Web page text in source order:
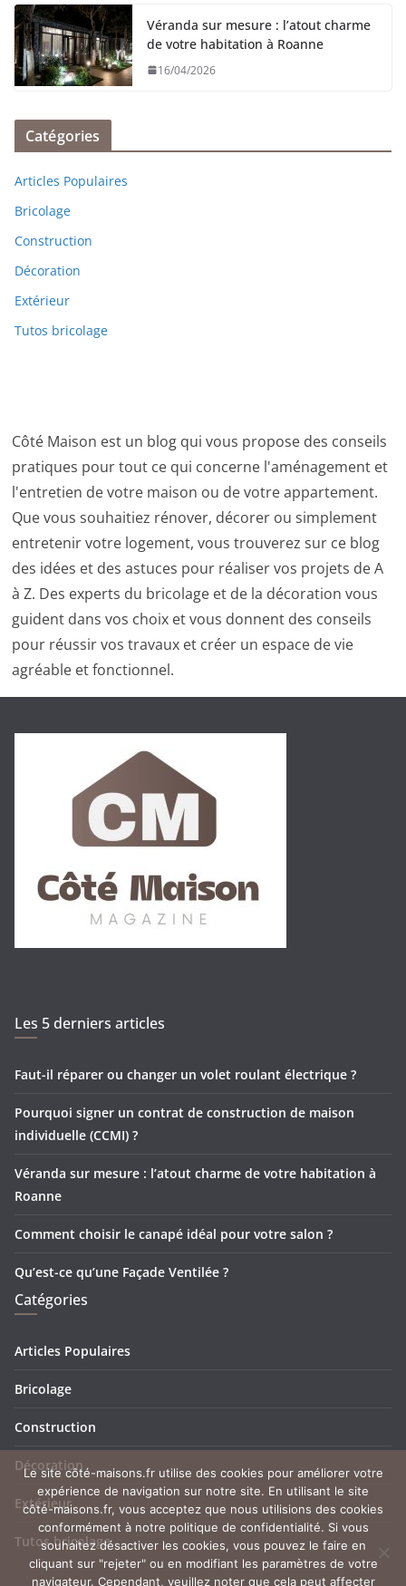
Véranda sur mesure : l’atout charme
de votre habitation à Roanne
16/04/2026
Catégories
Articles Populaires
Bricolage
Construction
Décoration
Extérieur
Tutos bricolage
Côté Maison est un blog qui vous propose des conseils
pratiques pour tout ce qui concerne l'aménagement et
l'entretien de votre maison ou de votre appartement.
Que vous souhaitiez rénover, décorer ou simplement
entretenir votre logement, vous trouverez sur ce blog
des idées et des astuces pour réaliser vos projets de A
à Z. Des experts du bricolage et de la décoration vous
guident dans vos choix et vous donnent des conseils
pour réussir vos travaux et créer un espace de vie
agréable et fonctionnel.
Les 5 derniers articles
Faut-il réparer ou changer un volet roulant électrique ?
Pourquoi signer un contrat de construction de maison
individuelle (CCMI) ?
Véranda sur mesure : l’atout charme de votre habitation à
Roanne
Comment choisir le canapé idéal pour votre salon ?
Qu’est-ce qu’une Façade Ventilée ?
Catégories
Articles Populaires
Bricolage
Construction
Décoration
Extérieur
Tutos bricolage
Le site côté-maisons.fr utilise des cookies pour améliorer votre
expérience de navigation sur notre site. En utilisant le site
côté-maisons.fr, vous acceptez que nous utilisions des cookies
conformément à notre politique de confidentialité. Si vous
souhaitez désactiver les cookies, vous pouvez le faire en
cliquant sur "rejeter" ou en modifiant les paramètres de votre
navigateur. Cependant, veuillez noter que cela peut affecter